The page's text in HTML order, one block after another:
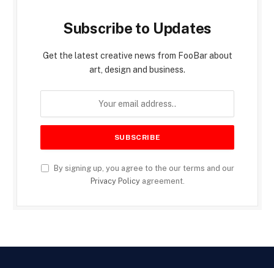
Subscribe to Updates
Get the latest creative news from FooBar about
art, design and business.
By signing up, you agree to the our terms and our
Privacy Policyagreement.